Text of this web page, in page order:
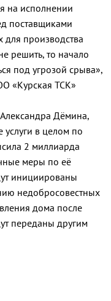
на исполнении
поставщиками
производства
решить, то начало
под угрозой срыва»,
«Курская ТСК»
Дёмина,
в целом по
2 миллиарда
меры по её
инициированы
недобросовестных
дома после
переданы другим